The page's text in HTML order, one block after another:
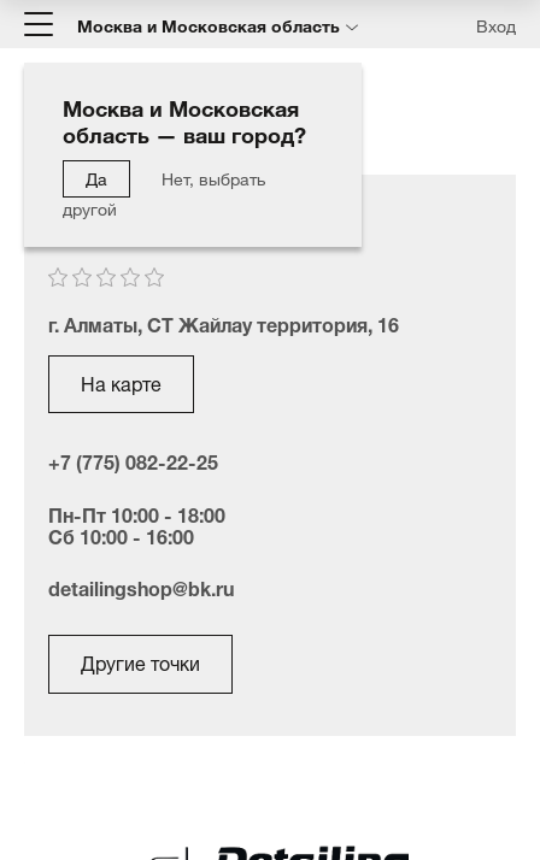
Москва и Московская область
Москва и Московская
область — ваш город?
Да
Нет, выбрать
другой
Вход
Главная Наши дилеры Detailing shop
Detailing shop
г. Алматы, СТ Жайлау территория, 16
На карте
+7 (775) 082-22-25
Пн-Пт 10:00 - 18:00
Сб 10:00 - 16:00
detailingshop@bk.ru
Другие точки